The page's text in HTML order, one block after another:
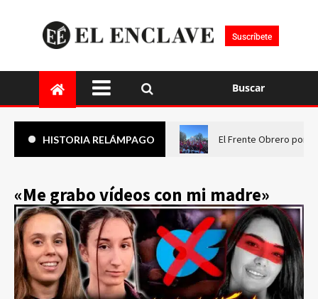
Suscríbete
Buscar
HISTORIA RELÁMPAGO El Frente Obrero pone
«Me grabo vídeos con mi madre»